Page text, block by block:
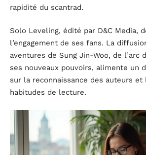
rapidité du scantrad.
Solo Leveling, édité par D&C Media,
l’engagement de ses fans. La
aventures de Sung Jin-Woo, de l’arc
ses nouveaux pouvoirs, alimente un
sur la reconnaissance des auteurs et
habitudes de lecture.